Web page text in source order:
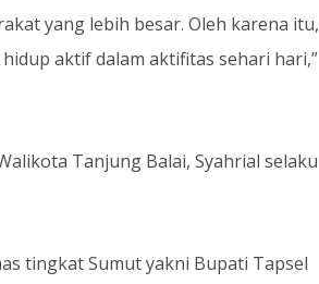
yang lebih besar. Oleh karena itu,
aktif dalam aktifitas sehari hari,”
Tanjung Balai, Syahrial selaku
tingkat Sumut yakni Bupati Tapsel